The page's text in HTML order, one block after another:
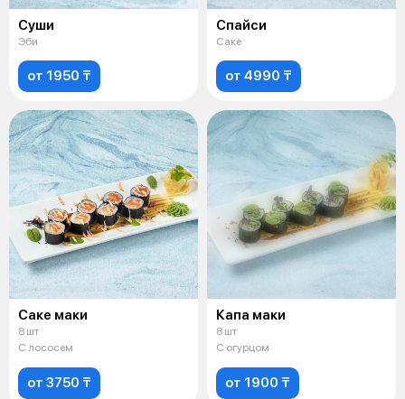
Суши
Эби
от 1950 ₸
Спайси
Саке
от 4990 ₸
Саке маки
8 шт
С лососем
от 3750 ₸
Капа маки
8 шт
С огурцом
от 1900 ₸